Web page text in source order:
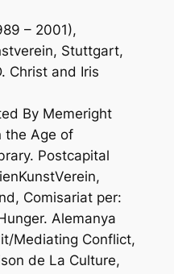
– 2001),
Stuttgart,
Christ and Iris
By Memeright
the Age of
Postcapital
Comisariat per:
Alemanya
Mediating Conflict,
de La Culture,